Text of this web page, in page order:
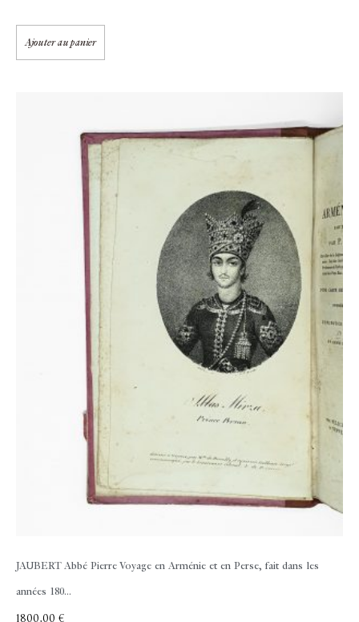
Ajouter au panier
JAUBERT Abbé Pierre Voyage en Arménie et en Perse, fait dans les
années 180...
1800,00 €